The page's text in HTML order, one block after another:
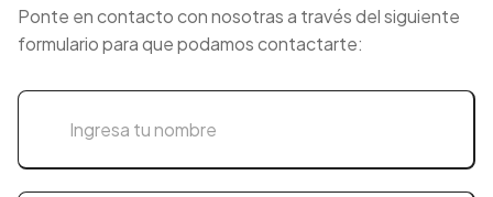
Ponte en contacto con nosotras a través del siguiente
formulario para que podamos contactarte: